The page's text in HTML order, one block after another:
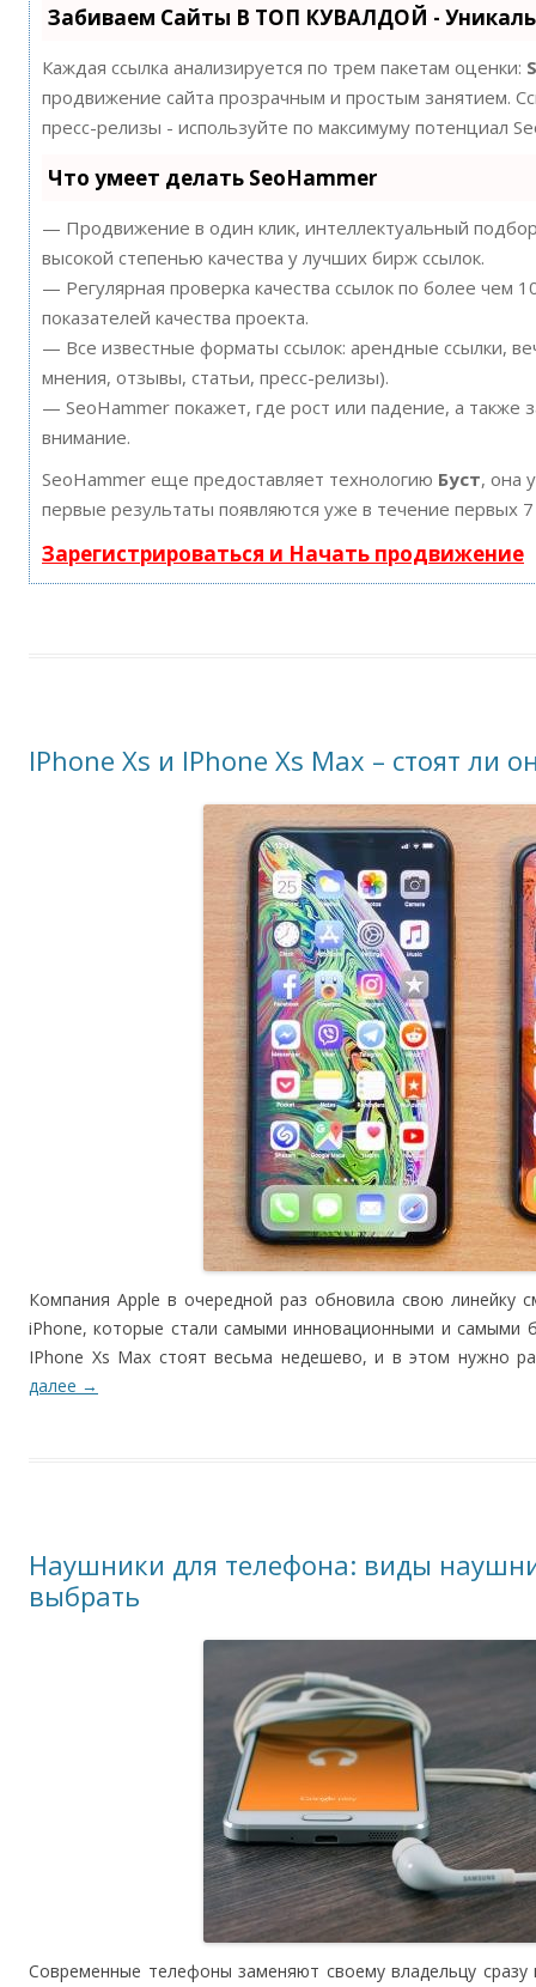
Забиваем Сайты В ТОП КУВАЛДОЙ -
Каждая ссылка анализируется по трем пакетам оценки:
продвижение сайта прозрачным и простым занятием.
пресс-релизы - используйте по максимуму потенциал
Что умеет делать SeoHammer
— Продвижение в один клик, интеллектуальный
высокой степенью качества у лучших бирж ссылок.
— Регулярная проверка качества ссылок по более чем
показателей качества проекта.
— Все известные форматы ссылок: арендные ссылки,
мнения, отзывы, статьи, пресс-релизы).
— SeoHammer покажет, где рост или падение, а также
внимание.
SeoHammer еще предоставляет технологию Буст, она
первые результаты появляются уже в течение первых
Зарегистрироваться и Начать продвижение
IPhone Xs и IPhone Xs Max – стоят ли
Компания Apple в очередной раз обновила свою линейку
iPhone, которые стали самыми инновационными и самыми
IPhone Xs Max стоят весьма недешево, и в этом нужно
далее →
Наушники для телефона: виды
выбрать
Современные телефоны заменяют своему владельцу